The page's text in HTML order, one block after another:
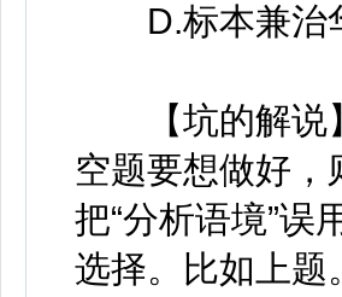
D.标本兼治
【坑的解说】
空题要想做好
把“分析语境”误
选择。比如上题